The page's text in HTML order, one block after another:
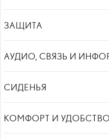
ЗАЩИТА
АУДИО, СВЯЗЬ И
СИДЕНЬЯ
КОМФОРТ И